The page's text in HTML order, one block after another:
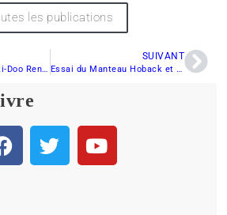
les publications
Bilan MI-SAISON Ski-Doo Renegade Enduro 900 ACE Turbo R 2023
SUIVANT
Essai du Manteau Hoback et Salopette Iter V2 de Tobe